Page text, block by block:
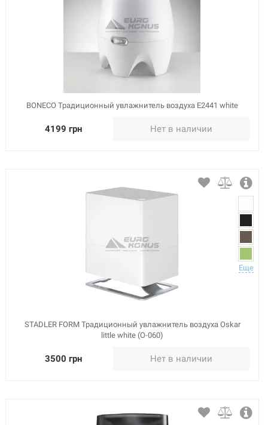
BONECO Традиционный увлажнитель воздуха E2441 white
4199 грн Нет в наличии
Еще
STADLER FORM Традиционный увлажнитель воздуха Oskar
little white (O-060)
3500 грн Нет в наличии